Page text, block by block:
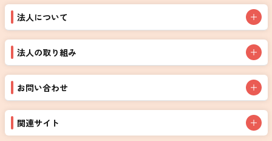
法人について
法人の取り組み
お問い合わせ
関連サイト